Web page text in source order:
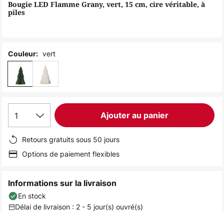
the
Bougie LED Flamme Grany, vert, 15 cm, cire véritable, à
piles
Couleur: vert
1 Ajouter au panier
Retours gratuits sous 50 jours
Options de paiement flexibles
Informations sur la livraison
En stock
Délai de livraison : 2 - 5 jour(s) ouvré(s)